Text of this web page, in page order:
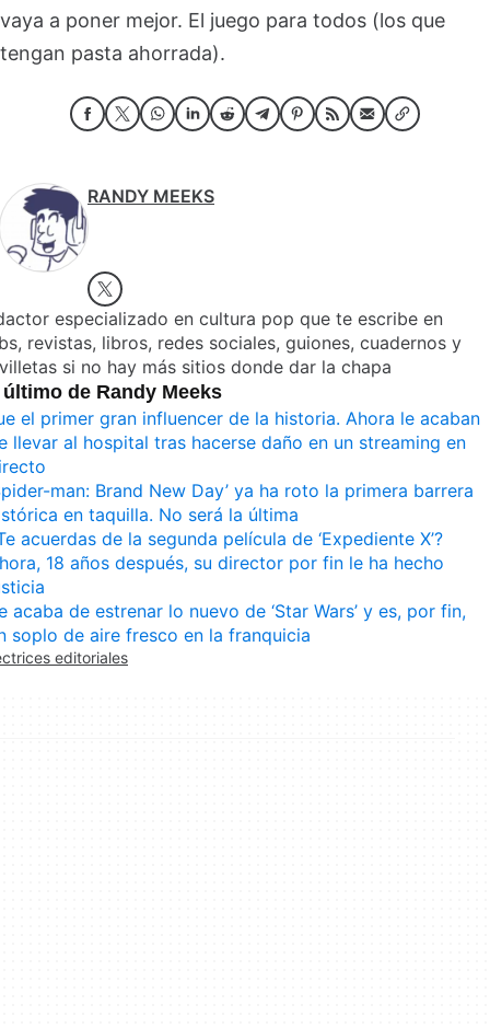
vaya a poner mejor. El juego para todos (los que
tengan pasta ahorrada).
RANDY MEEKS
especializado en cultura pop que te escribe en
revistas, libros, redes sociales, guiones, cuadernos y
si no hay más sitios donde dar la chapa
de Randy Meeks
el primer gran influencer de la historia. Ahora le acaban
llevar al hospital tras hacerse daño en un streaming en
man: Brand New Day’ ya ha roto la primera barrera
en taquilla. No será la última
acuerdas de la segunda película de ‘Expediente X’?
18 años después, su director por fin le ha hecho
acaba de estrenar lo nuevo de ‘Star Wars’ y es, por fin,
soplo de aire fresco en la franquicia
editoriales